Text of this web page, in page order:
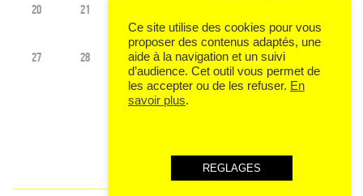
20 21
27 28 29 30 31 1
Ce site utilise des cookies pour vous
proposer des contenus adaptés, une
aide à la navigation et un suivi
d’audience. Cet outil vous permet de
les accepter ou de les refuser. En
savoir plus.
REGLAGES